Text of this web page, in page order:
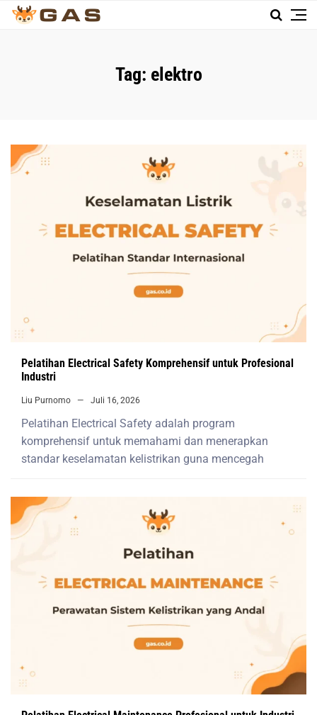
Tag: elektro
Pelatihan Electrical Safety Komprehensif untuk Profesional
Industri
Liu Purnomo Juli 16, 2026
Pelatihan Electrical Safety adalah program
komprehensif untuk memahami dan menerapkan
standar keselamatan kelistrikan guna mencegah